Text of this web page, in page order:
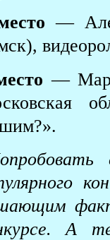
—
—
А